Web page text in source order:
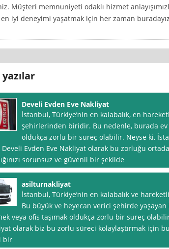
Müşteri memnuniyeti odaklı hizmet
iyi deneyimi yaşatmak için her zaman
Develi Evden Eve Nakliyat
İstanbul, Türkiye’nin en kalabalık, en
şehirlerinden biridir. Bu nedenle, burada ev
oldukça zorlu bir süreç olabilir. Neyse ki,
Evden Eve Nakliyat olarak bu zorluğu
sorunsuz ve güvenli bir şekilde
asilturnakliyat
İstanbul, Türkiye’nin en kalabalık ve
Bu büyük ve heyecan verici şehirde
veya ofis taşımak oldukça zorlu bir süreç
olarak biz bu zorlu süreci kolaylaştırmak için
bir